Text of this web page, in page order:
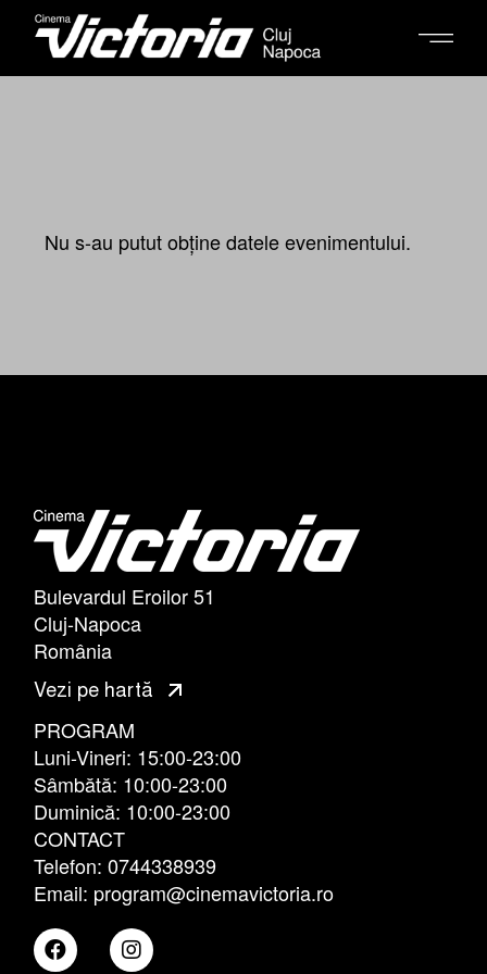
Nu s-au putut obține datele evenimentului.
Bulevardul Eroilor 51
Cluj-Napoca
România
Vezi pe hartă
PROGRAM
Luni-Vineri: 15:00-23:00
Sâmbătă: 10:00-23:00
Duminică: 10:00-23:00
CONTACT
Telefon: 0744338939
Email: program@cinemavictoria.ro